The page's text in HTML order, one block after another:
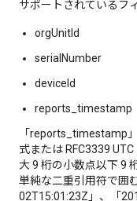
サポートされているフ
orgUnitId
serialNumber
deviceId
reports_timestamp
「reports_timestamp
式または RFC3339
大 9 桁の小数点以下 9
単純な二重引用符で囲
02T15:01:23Z」、「